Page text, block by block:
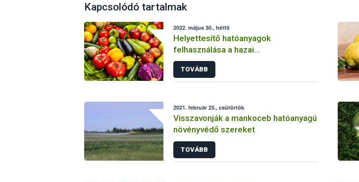
Kapcsolódó tartalmak
2022. május 30., hétfő
Helyettesítő hatóanyagok
felhasználása a hazai
növényvédelemben
TOVÁBB
2021. február 25., csütörtök
Visszavonják a mankoceb hatóanyagú
növényvédő szereket
TOVÁBB